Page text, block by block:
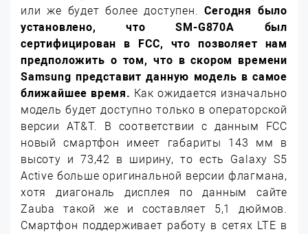
или же будет более доступен. Сегодня было
установлено, что SM-G870A был
сертифицирован в FCC, что позволяет нам
предположить о том, что в скором времени
Samsung представит данную модель в самое
ближайшее время. Как ожидается изначально
модель будет доступно только в операторской
версии AT&T. В соответствии с данным FCC
новый смартфон имеет габариты 143 мм в
высоту и 73,42 в ширину, то есть Galaxy S5
Active больше оригинальной версии флагмана,
хотя диагональ дисплея по данным сайте
Zauba такой же и составляет 5,1 дюймов.
Смартфон поддерживает работу в сетях LTE в